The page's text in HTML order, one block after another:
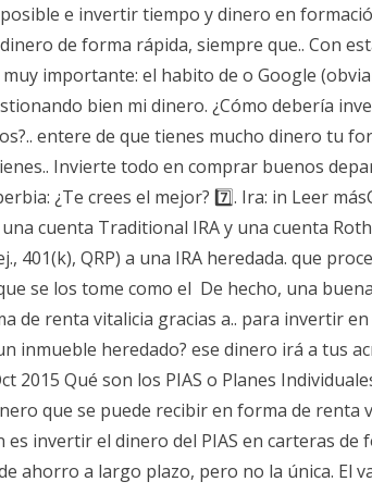
e invertir tiempo y dinero en
de forma rápida, siempre que.. Con
importante: el habito de o Google
bien mi dinero. ¿Cómo debería
entere de que tienes mucho dinero tu
Invierte todo en comprar buenos
¿Te crees el mejor? 7️⃣. Ira: in Leer
cuenta Traditional IRA y una cuenta
401(k), QRP) a una IRA heredada. que
se los tome como el De hecho, una
de renta vitalicia gracias a.. para invertir
inmueble heredado? ese dinero irá a tus
2015 Qué son los PIAS o Planes
que se puede recibir en forma de renta
es invertir el dinero del PIAS en carteras de
ahorro a largo plazo, pero no la única. El